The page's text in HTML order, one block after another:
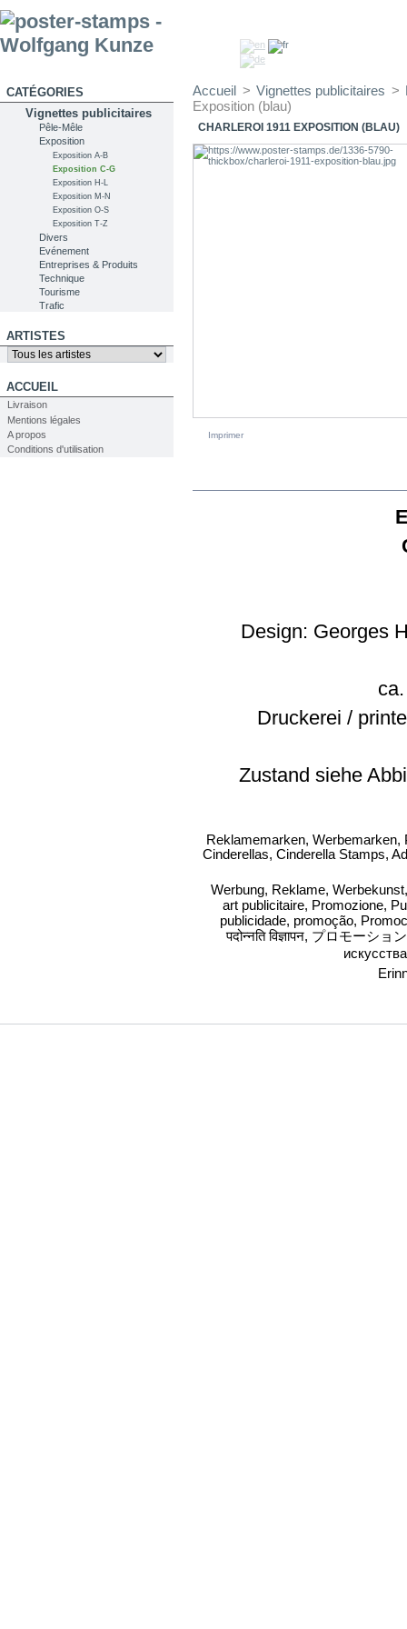
CATÉGORIES
Vignettes publicitaires
Pêle-Mêle
Exposition
Exposition A-B
Exposition C-G
Exposition H-L
Exposition M-N
Exposition O-S
Exposition T-Z
Divers
Evénement
Entreprises & Produits
Technique
Tourisme
Trafic
ARTISTES
ACCUEIL
Livraison
Mentions légales
A propos
Conditions d'utilisation
Accueil > Vignettes publicitaires >
Exposition (blau)
CHARLEROI 1911 EXPOSITION (BLAU)
Imprimer
Design: Georges
Druckerei /
Zustand siehe
Reklamemarken,
Cinderellas, Cinderella Stamps,
Werbung, Reklame,
art publicitaire, Promozione,
publicidade, promoção,
पदोन्नतिविज्ञापन, プロモーショ
искусства